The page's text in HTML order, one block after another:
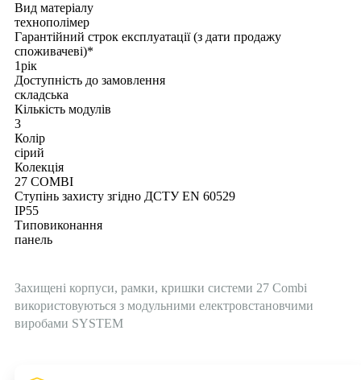
Вид матеріалу
технополімер
Гарантійний строк експлуатації (з дати продажу
споживачеві)*
1рік
Доступність до замовлення
складська
Кількість модулів
3
Колір
сірий
Колекція
27 COMBI
Ступінь захисту згідно ДСТУ EN 60529
IP55
Типовиконання
панель
Захищені корпуси, рамки, кришки системи 27 Combi
використовуються з модульними електровстановчими
виробами SYSTEM